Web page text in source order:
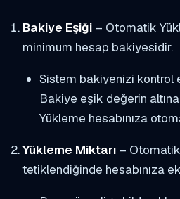
Bakiye Eşiği– Otomatik
minimum hesap bakiyesidir.
Sistem bakiyenizi kontrol
Bakiye eşik değerin
Yükleme hesabınıza
Yükleme Miktarı–
tetiklendiğinde hesabınıza